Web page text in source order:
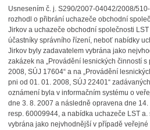
Usnesením č. j. S290/2007-04042/2008/
rozhodl o přibrání uchazeče obchodní
Jirkov a uchazeče obchodní společnosti
účastníky správního řízení, neboť nabídky
Jirkov byly zadavatelem vybrána jako
zakázek na „Provádění lesnických činností
2008, SÚJ 17604“ a na „Provádění
pni od 01. 01. 2008, SÚJ 22401“
oznámení byla v informačním systému o
dne 3. 8. 2007 a následně opravena dne
resp. 60009944, a nabídka uchazeče LST
vybrána jako nejvhodnější v případě veřejné